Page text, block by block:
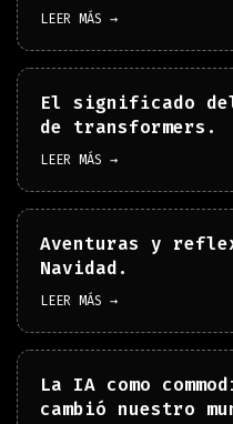
LEER MÁS →
El significado
de transformers.
LEER MÁS →
Aventuras y
Navidad.
LEER MÁS →
La IA como
cambió nuestro